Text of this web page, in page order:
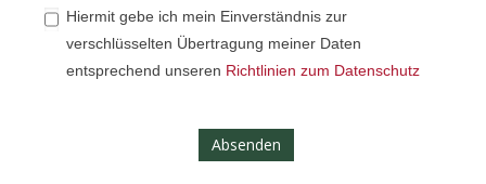
Hiermit gebe ich mein Einverständnis zur
verschlüsselten Übertragung meiner Daten
entsprechend unseren Richtlinien zum Datenschutz
Absenden